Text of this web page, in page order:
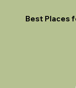
Best Places